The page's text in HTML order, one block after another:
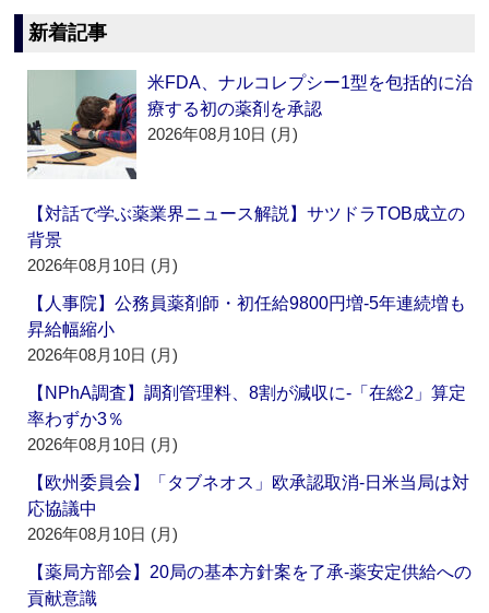
新着記事
米FDA、ナルコレプシー1型を包括的に治
療する初の薬剤を承認
2026年08月10日 (月)
【対話で学ぶ薬業界ニュース解説】サツドラTOB成立の
背景
2026年08月10日 (月)
【人事院】公務員薬剤師・初任給9800円増‐5年連続増も
昇給幅縮小
2026年08月10日 (月)
【NPhA調査】調剤管理料、8割が減収に‐「在総2」算定
率わずか3％
2026年08月10日 (月)
【欧州委員会】「タブネオス」欧承認取消‐日米当局は対
応協議中
2026年08月10日 (月)
【薬局方部会】20局の基本方針案を了承‐薬安定供給への
貢献意識